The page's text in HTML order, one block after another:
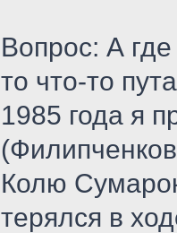
Вопрос: А
то что-то
1985 года я
Колю
терялся в